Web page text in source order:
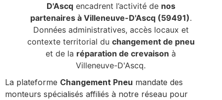
D'Ascqencadrent l’activité de nos
partenaires à Villeneuve-D'Ascq (59491).
Données administratives, accès locaux et
contexte territorial du changement de pneu
et de la réparation de crevaison à
Villeneuve-D'Ascq.
La plateforme Changement Pneu mandate des
monteurs spécialisés affiliés à notre réseau pour